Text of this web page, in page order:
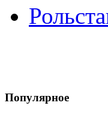
Популярное